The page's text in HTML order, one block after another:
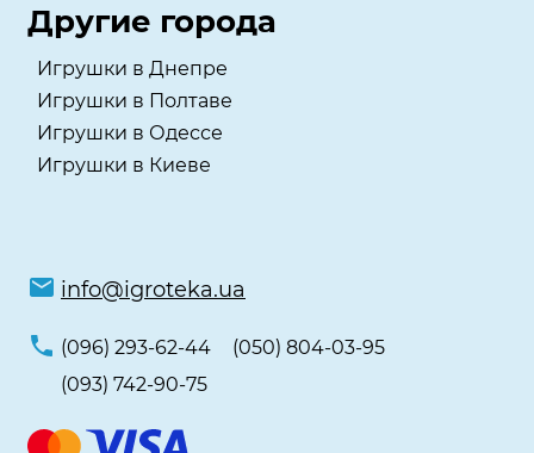
Другие города
Игрушки в Днепре
Игрушки в Полтаве
Игрушки в Одессе
Игрушки в Киеве
info@igroteka.ua
(096) 293-62-44
(050) 804-03-95
(093) 742-90-75